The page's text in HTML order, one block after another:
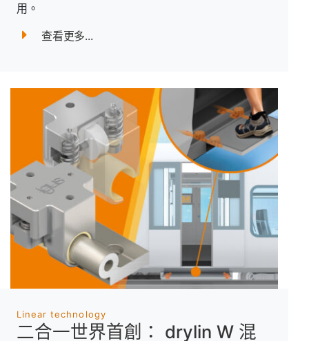
用。
查看更多...
Linear technology
二合一世界首創： drylin W 混